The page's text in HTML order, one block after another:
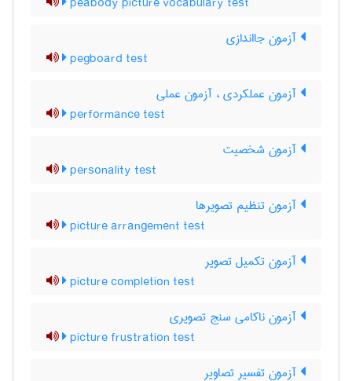
آزمون جااندازی
pegboard test
آزمون عملکردی ، آزمون عملی
performance test
آزمون شخصیت
personality test
آزمون تنظیم تصویرها
picture arrangement test
آزمون تکمیل تصویر
picture completion test
آزمون ناکامی سنج تصویری
picture frustration test
آزمون تفسیر تصاویر